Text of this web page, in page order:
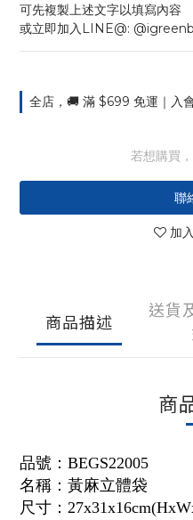
可先複製上述文字以填寫內容
或立即加入LINE@:
全店，🚚 滿 $699 免運｜入
若想購買
聯
加
商品描述
送貨
商
品號： BEGS22005
名稱： 黃麻立體袋
尺寸：